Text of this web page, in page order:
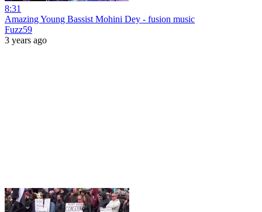
8:31
Amazing Young Bassist Mohini Dey - fusion music
Fuzz59
3 years ago